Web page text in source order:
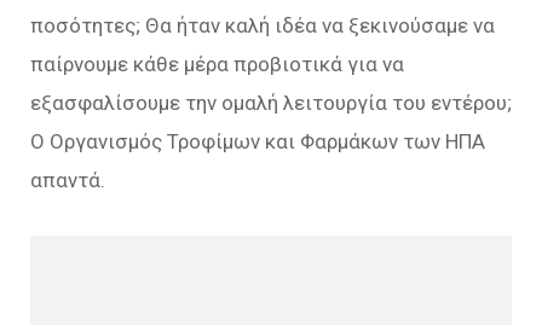
ποσότητες; Θα ήταν καλή ιδέα να ξεκινούσαμε να
παίρνουμε κάθε μέρα προβιοτικά για να
εξασφαλίσουμε την ομαλή λειτουργία του εντέρου;
Ο Οργανισμός Τροφίμων και Φαρμάκων των ΗΠΑ
απαντά.